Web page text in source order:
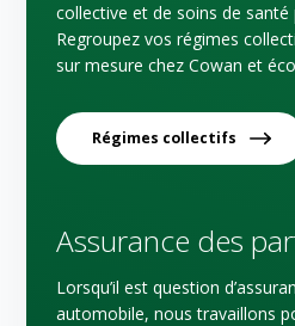
collective et de soins de santé
Regroupez vos régimes
sur mesure chez Cowan et
Régimes collectifs
Assurance des
Lorsqu’il est question
automobile, nous travaillons